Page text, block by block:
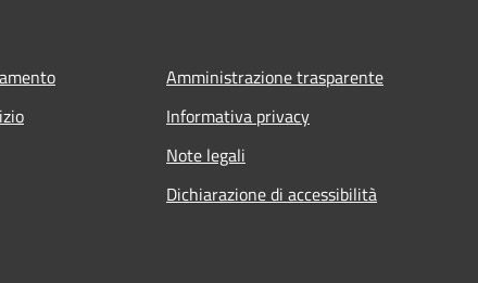
Amministrazione trasparente
Informativa privacy
Note legali
Dichiarazione di accessibilità